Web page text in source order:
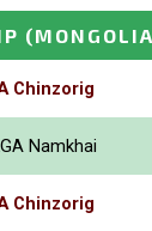
Chinzorig
Namkhai
Chinzorig